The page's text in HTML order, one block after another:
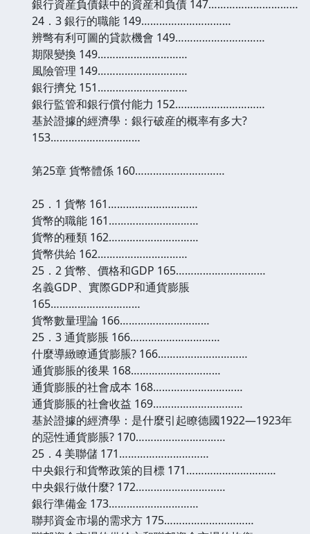
銀行資産負債錶中的資産和負債 147…………………………
24．3 銀行的職能 149…………………………
辨彆有利可圖的貸款機會 149…………………………
期限變換 149…………………………
風險管理 149…………………………
銀行擠兌 151…………………………
銀行監管和銀行償付能力 152…………………………
基於證據的經濟學：銀行破産的概率有多大?
153…………………………
第25章 貨幣體係 160…………………………
25．1 貨幣 161…………………………
貨幣的職能 161…………………………
貨幣的種類 162…………………………
貨幣供給 162…………………………
25．2 貨幣、價格和GDP 165…………………………
名義GDP、實際GDP和通貨膨脹
165…………………………
貨幣數量理論 166…………………………
25．3 通貨膨脹 166…………………………
什麼導緻瞭通貨膨脹? 166…………………………
通貨膨脹的後果 168…………………………
通貨膨脹的社會成本 168…………………………
通貨膨脹的社會收益 169…………………………
基於證據的經濟學：是什麼引起瞭德國1922—1923年
的惡性通貨膨脹? 170…………………………
25．4 美聯儲 171…………………………
中央銀行和貨幣政策的目標 171…………………………
中央銀行做什麼? 172…………………………
銀行準備金 173…………………………
聯邦資金市場的需求方 175…………………………